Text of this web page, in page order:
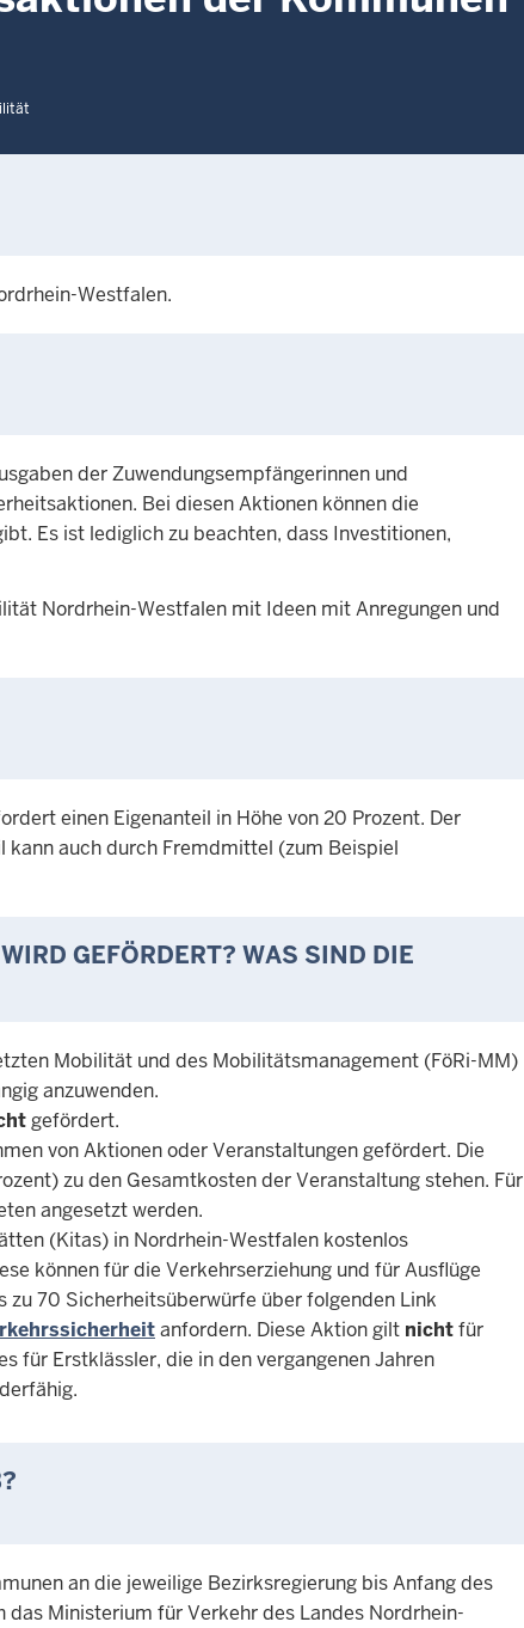
Westfalen.
der Zuwendungsempfängerinnen und
Bei diesen Aktionen können die
Es ist lediglich zu beachten, dass Investitionen,
Nordrhein-Westfalen mit Ideen mit Anregungen und
einen Eigenanteil in Höhe von 20 Prozent. Der
kann auch durch Fremdmittel (zum Beispiel
GEFÖRDERT? WAS SIND DIE
Mobilität und des Mobilitätsmanagement (FöRi-MM)
anzuwenden.
gefördert.
von Aktionen oder Veranstaltungen gefördert. Die
zu den Gesamtkosten der Veranstaltung stehen. Für
angesetzt werden.
(Kitas) in Nordrhein-Westfalen kostenlos
können für die Verkehrserziehung und für Ausflüge
70 Sicherheitsüberwürfe über folgenden Link
anfordern. Diese Aktion gilt nichtfür
für Erstklässler, die in den vergangenen Jahren
an die jeweilige Bezirksregierung bis Anfang des
Ministerium für Verkehr des Landes Nordrhein-